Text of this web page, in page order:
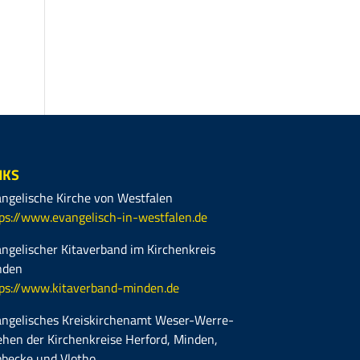
Kirche von Westfalen
www.evangelisch-in-westfalen.de
Kitaverband im Kirchenkreis
www.kitaverband-minden.de
Kreiskirchenamt Weser-Werre-
der Kirchenkreise Herford, Minden,